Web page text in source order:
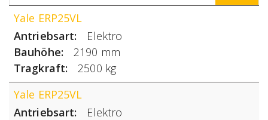
Yale ERP25VL
Antriebsart
Elektro
Bauhöhe
2190 mm
Tragkraft
2500 kg
Yale ERP25VL
Antriebsart
Elektro